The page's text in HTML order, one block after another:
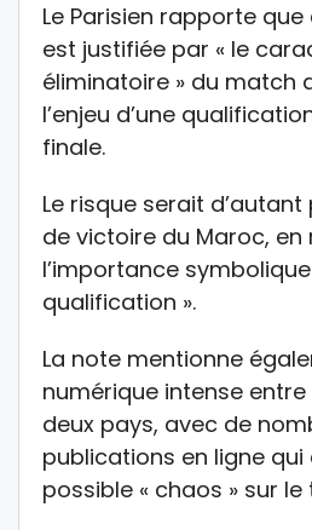
Le Parisien rapporte
est justifiée par « le
éliminatoire » du match
l’enjeu d’une
finale.
Le risque serait
de victoire du Maroc, en
l’importance
qualification ».
La note mentionne
numérique intense
deux pays, avec de
publications en ligne
possible « chaos » sur